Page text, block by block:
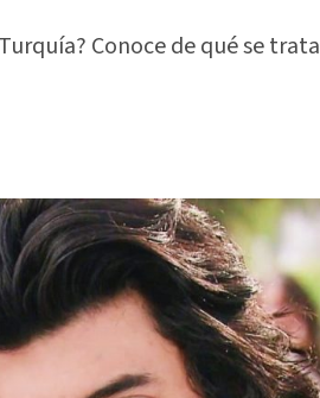
Conoce de qué se trata